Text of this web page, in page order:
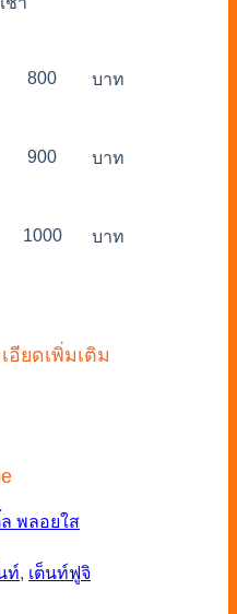
800 บาท
900 บาท
1000 บาท
อียดเพิ่มเติม
พลอยใส
ท์, เต็นท์ฟูจิ